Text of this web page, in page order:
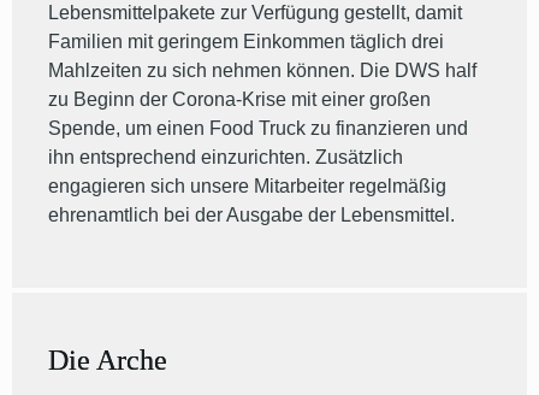
Lebensmittelpakete zur Verfügung gestellt, damit
Familien mit geringem Einkommen täglich drei
Mahlzeiten zu sich nehmen können. Die DWS half
zu Beginn der Corona-Krise mit einer großen
Spende, um einen Food Truck zu finanzieren und
ihn entsprechend einzurichten. Zusätzlich
engagieren sich unsere Mitarbeiter regelmäßig
ehrenamtlich bei der Ausgabe der Lebensmittel.
Die Arche